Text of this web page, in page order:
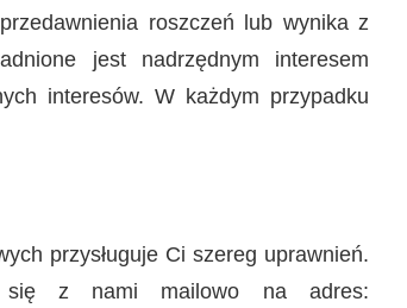
roszczeń lub wynika z
jest nadrzędnym interesem
interesów. W każdym przypadku
przysługuje Ci szereg uprawnień.
się z nami mailowo na adres: